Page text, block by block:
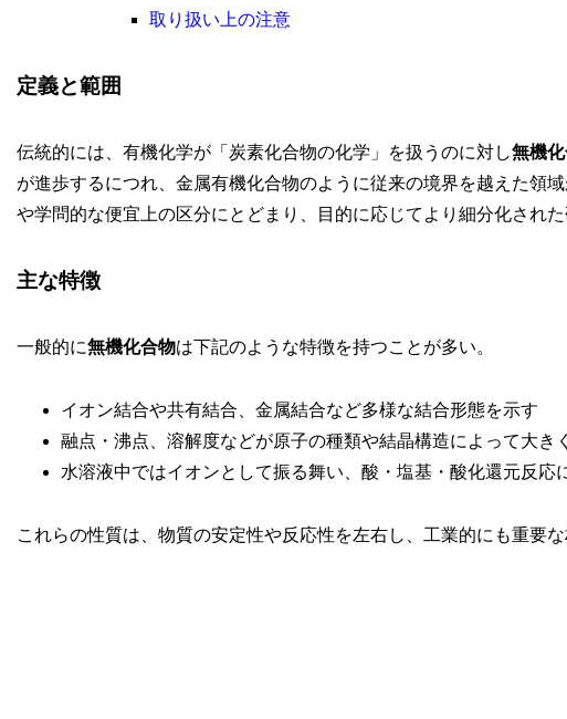
取り扱い上の注意
定義と範囲
伝統的には、有機化学が「炭素化合物の化学」を扱うのに対し無機
が進歩するにつれ、金属有機化合物のように従来の境界を越えた領
や学問的な便宜上の区分にとどまり、目的に応じてより細分化された
主な特徴
一般的に無機化合物は下記のような特徴を持つことが多い。
イオン結合や共有結合、金属結合など多様な結合形態を示す
融点・沸点、溶解度などが原子の種類や結晶構造によって大き
水溶液中ではイオンとして振る舞い、酸・塩基・酸化還元反応
これらの性質は、物質の安定性や反応性を左右し、工業的にも重要な